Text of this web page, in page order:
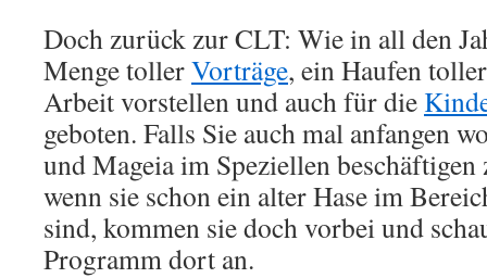
Doch zurück zur CLT: Wie in all den
Menge tollerVorträge, ein Haufen
Arbeit vorstellen und auch für die
geboten. Falls Sie auch mal anfangen
und Mageia im Speziellen
wenn sie schon ein alter Hase im
sind, kommen sie doch vorbei und
Programm dort an.